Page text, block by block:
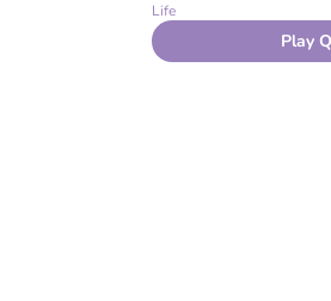
Life
Play